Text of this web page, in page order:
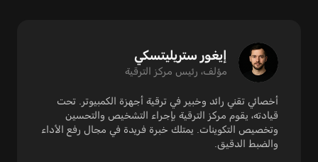
إيغور ستريليتسكي
مؤلف، رئيس مركز الترقية
أخصائي تقني رائد وخبير في ترقية أجهزة الكمبيوتر. تحت
قيادته، يقوم مركز الترقية بإجراء التشخيص والتحسين
وتخصيص التكوينات. يمتلك خبرة فريدة في مجال رفع الأداء
والضبط الدقيق.